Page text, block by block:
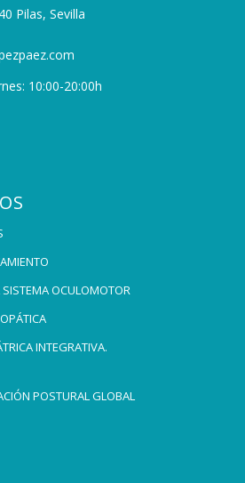
Pilas, Sevilla
10:00-20:00h
OCULOMOTOR
INTEGRATIVA.
POSTURAL GLOBAL